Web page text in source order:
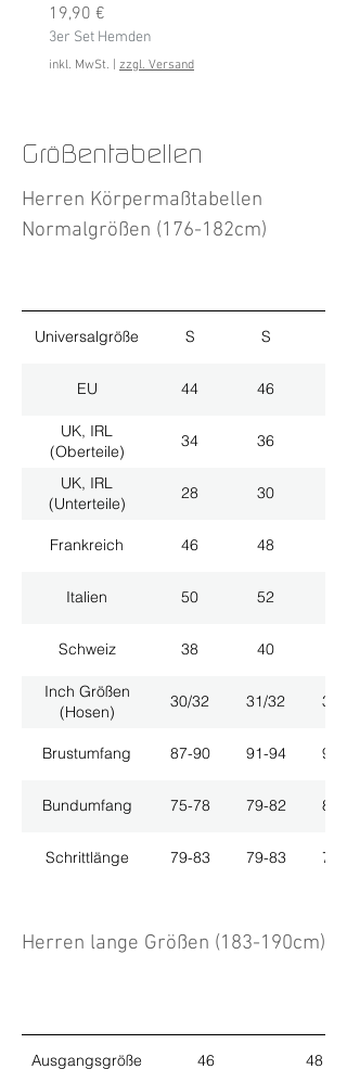
Preis
19,90 €
3er Set Hemden
inkl. MwSt. zzgl. Versand
Größentabellen
Herren Körpermaßtabellen
Normalgrößen (176-182cm)
Universalgröße S S
EU 44 46
UK, IRL
(Oberteile)
34 36
UK, IRL
(Unterteile)
28 30
Frankreich 46 48
Italien 50 52
Schweiz 38 40
Inch Größen
(Hosen)
30/32 31/32 33/
Brustumfang 87-90 91-94 95-
Bundumfang 75-78 79-82 83-
Schrittlänge 79-83 79-83 79-
Herren lange Größen (183-190cm)
Ausgangsgröße 46 48